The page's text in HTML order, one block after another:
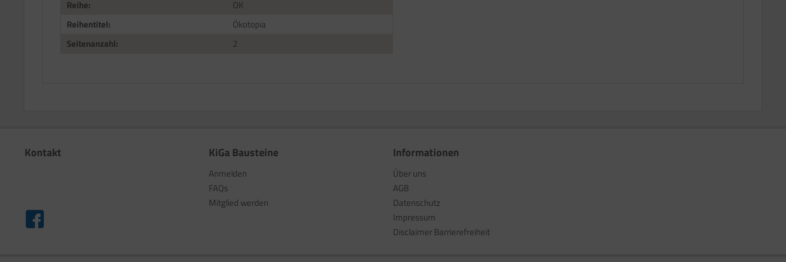
Reihe:
OK
Reihentitel:
Ökotopia
Seitenanzahl:
2
Kontakt KiGa Bausteine
Anmelden
FAQs
Mitglied werden
Informationen
Über uns
AGB
Datenschutz
Impressum
Disclaimer Barrierefreiheit